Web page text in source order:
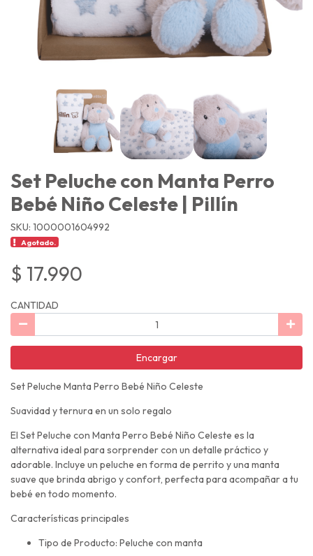
Set Peluche con Manta Perro
Bebé Niño Celeste | Pillín
SKU: 1000001604992
Agotado.
$ 17.990
CANTIDAD
Encargar
Set Peluche Manta Perro Bebé Niño Celeste
Suavidad y ternura en un solo regalo
El Set Peluche con Manta Perro Bebé Niño Celeste es la
alternativa ideal para sorprender con un detalle práctico y
adorable. Incluye un peluche en forma de perrito y una manta
suave que brinda abrigo y confort, perfecta para acompañar a tu
bebé en todo momento.
Características principales
Tipo de Producto: Peluche con manta